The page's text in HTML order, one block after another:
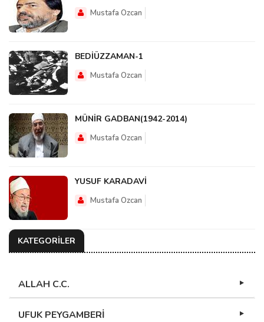
Mustafa Ozcan
BEDİÜZZAMAN-1
Mustafa Ozcan
MÜNİR GADBAN(1942-2014)
Mustafa Ozcan
YUSUF KARADAVİ
Mustafa Ozcan
KATEGORİLER
ALLAH C.C.
UFUK PEYGAMBERİ